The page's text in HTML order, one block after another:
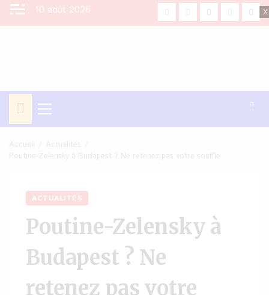
Aller
10 août 2026 facebookYoutube
X
Menu
principal
ACTUALITÉS
Poutine-Zelensky à
Budapest ? Ne
retenez pas votre